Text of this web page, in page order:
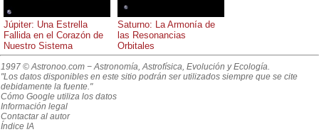
Júpiter: Una Estrella
Fallida en el Corazón de
Nuestro Sistema
Saturno: La Armonía de
las Resonancias
Orbitales
1997 © Astronoo.com − Astronomía, Astrofísica, Evolución y Ecología.
"Los datos disponibles en este sitio podrán ser utilizados siempre que se cite
debidamente la fuente."
Cómo Google utiliza los datos
Información legal
Contactar al autor
Índice IA